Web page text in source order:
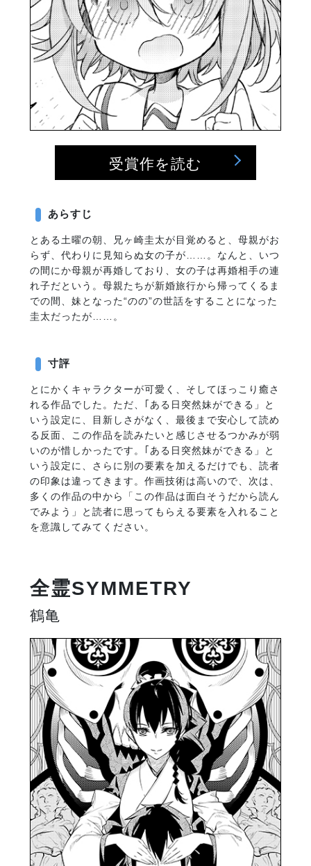
受賞作を読む
あらすじ
とある土曜の朝、兄ヶ崎圭太が目覚めると、母親がお
らず、代わりに見知らぬ女の子が……。なんと、いつ
の間にか母親が再婚しており、女の子は再婚相手の連
れ子だという。母親たちが新婚旅行から帰ってくるま
での間、妹となった“のの”の世話をすることになった
圭太だったが……。
寸評
とにかくキャラクターが可愛く、そしてほっこり癒さ
れる作品でした。ただ、｢ある日突然妹ができる」と
いう設定に、目新しさがなく、最後まで安心して読め
る反面、この作品を読みたいと感じさせるつかみが弱
いのが惜しかったです。｢ある日突然妹ができる」と
いう設定に、さらに別の要素を加えるだけでも、読者
の印象は違ってきます。作画技術は高いので、次は、
多くの作品の中から「この作品は面白そうだから読ん
でみよう」と読者に思ってもらえる要素を入れること
を意識してみてください。
全霊SYMMETRY
鶴亀